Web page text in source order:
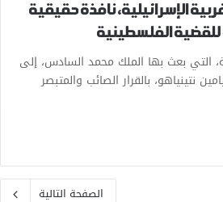
الإسرائيلية، نافذة حقيقية
الفلسطينية
التي بعث بها الملك محمد السادس، إلى
نتينياهو، بالقرار الصائب والمتبصر
الصفحة التالية